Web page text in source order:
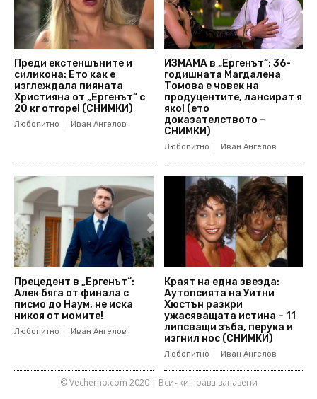
Преди екстеншъните и
силикона: Ето как е
изглеждала пияната
Християна от „Ергенът“ с
20 кг отгоре! (СНИМКИ)
Любопитно Иван Ангелов
ИЗМАМА в „Ергенът“: 36-
годишната Магдалена
Томова е човек на
продуцентите, лансират я
яко! (ето
доказателството –
СНИМКИ)
Любопитно Иван Ангелов
Прецедент в „Ергенът“:
Алек бяга от финала с
писмо до Наум, не иска
никоя от момите!
Любопитно Иван Ангелов
Краят на една звезда:
Аутопсията на Уитни
Хюстън разкри
ужасяващата истина – 11
липсващи зъба, перука и
изгнил нос (СНИМКИ)
Любопитно Иван Ангелов
© Vecherno.com 2020 | Всички права запазени